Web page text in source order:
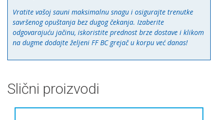
Vratite vašoj sauni maksimalnu snagu i osigurajte trenutke
savršenog opuštanja bez dugog čekanja. Izaberite
odgovarajuću jačinu, iskoristite prednost brze dostave i klikom
na dugme dodajte željeni FF BC grejač u korpu već danas!
Slični proizvodi